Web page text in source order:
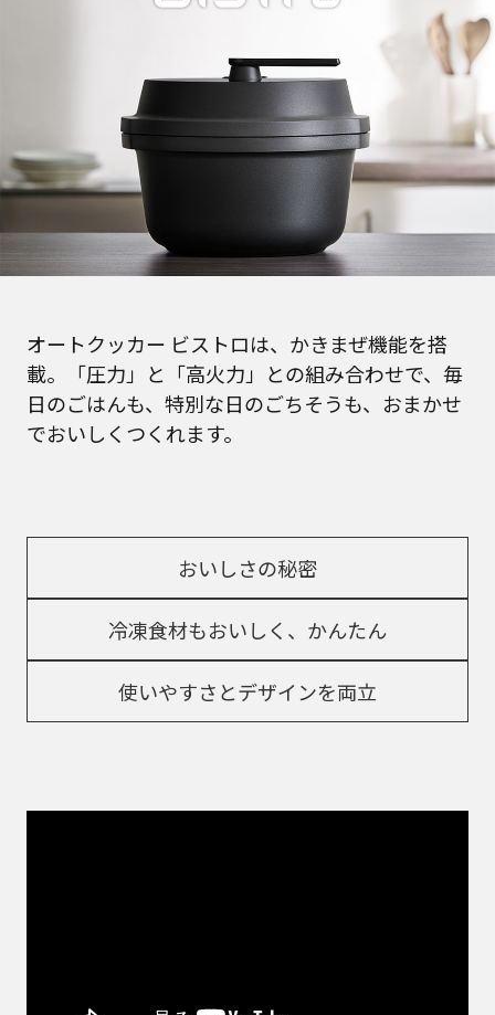
オートクッカー ビストロは、かきまぜ機能を搭
載。「圧力」と「高火力」との組み合わせで、毎
日のごはんも、特別な日のごちそうも、おまかせ
でおいしくつくれます。
おいしさの秘密
冷凍食材もおいしく、かんたん
使いやすさとデザインを両立